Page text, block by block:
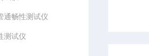
通畅性测试仪
测试仪